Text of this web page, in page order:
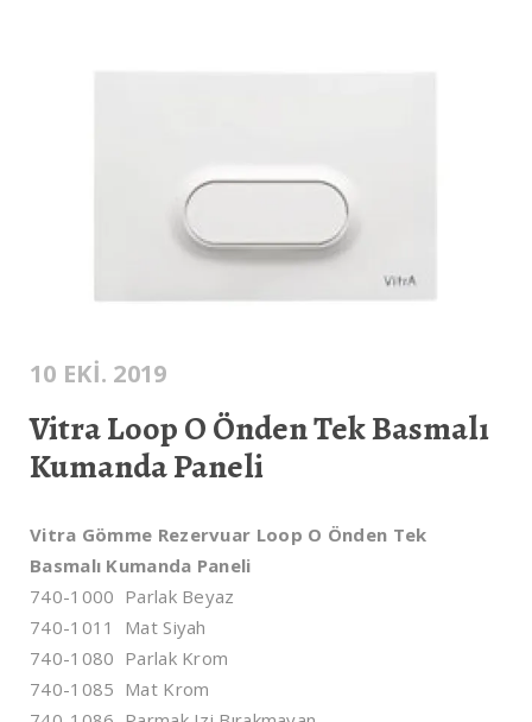
10 EKI. 2019
Vitra Loop O Önden Tek Basmalı
Kumanda Paneli
Vitra Gömme Rezervuar Loop O Önden Tek
Basmalı Kumanda Paneli
740-1000 Parlak Beyaz
740-1011 Mat Siyah
740-1080 Parlak Krom
740-1085 Mat Krom